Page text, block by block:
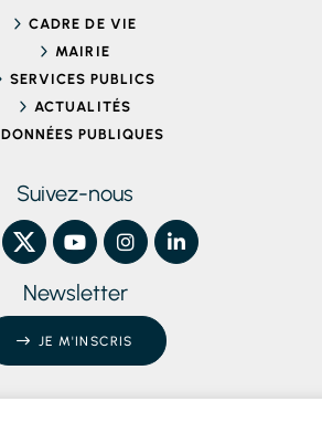
CADRE DE VIE
MAIRIE
SERVICES PUBLICS
ACTUALITÉS
DONNÉES PUBLIQUES
Suivez-nous
Newsletter
JE M'INSCRIS